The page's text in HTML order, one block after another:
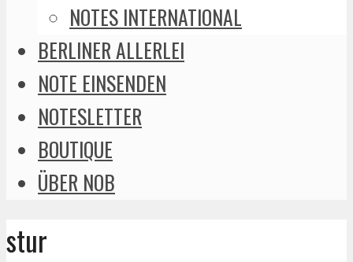
NOTES INTERNATIONAL
BERLINER ALLERLEI
NOTE EINSENDEN
NOTESLETTER
BOUTIQUE
ÜBER NOB
stur